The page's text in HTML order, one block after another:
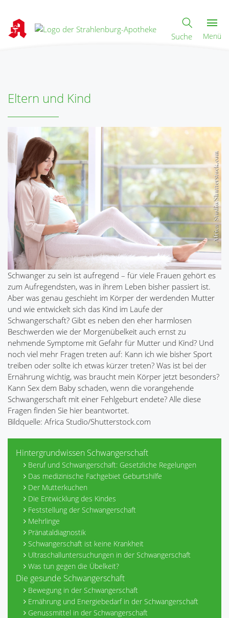
Suche Menü
Eltern und Kind
Schwanger zu sein ist aufregend – für viele Frauen gehört es
zum Aufregendsten, was in ihrem Leben bisher passiert ist.
Aber was genau geschieht im Körper der werdenden Mutter
und wie entwickelt sich das Kind im Laufe der
Schwangerschaft? Gibt es neben den eher harmlosen
Beschwerden wie der Morgenübelkeit auch ernst zu
nehmende Symptome mit Gefahr für Mutter und Kind? Und
noch viel mehr Fragen treten auf: Kann ich wie bisher Sport
treiben oder sollte ich etwas kürzer treten? Was ist bei der
Ernährung wichtig, was braucht mein Körper jetzt besonders?
Kann Sex dem Baby schaden, wenn die vorangehende
Schwangerschaft mit einer Fehlgeburt endete? Alle diese
Fragen finden Sie hier beantwortet.
Bildquelle: Africa Studio/Shutterstock.com
Hintergrundwissen Schwangerschaft
Beruf und Schwangerschaft: Gesetzliche Regelungen
Das medizinische Fachgebiet Geburtshilfe
Der Mutterkuchen
Die Entwicklung des Kindes
Feststellung der Schwangerschaft
Mehrlinge
Pränataldiagnostik
Schwangerschaft ist keine Krankheit
Ultraschalluntersuchungen in der Schwangerschaft
Was tun gegen die Übelkeit?
Die gesunde Schwangerschaft
Bewegung in der Schwangerschaft
Ernährung und Energiebedarf in der Schwangerschaft
Genussmittel in der Schwangerschaft